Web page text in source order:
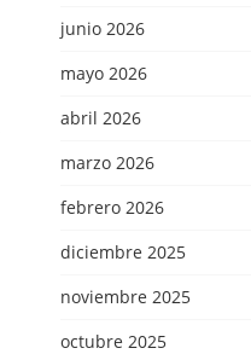
junio 2026
mayo 2026
abril 2026
marzo 2026
febrero 2026
diciembre 2025
noviembre 2025
octubre 2025